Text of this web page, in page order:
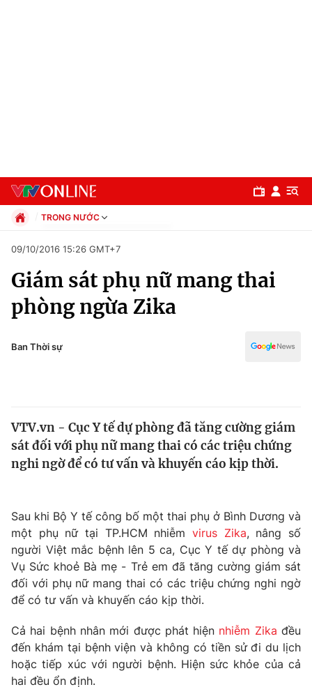
Chuyên mục
Chính trị
Y tế
Thế giới đó đây
Câu chuyện quốc tế
Kinh tế
Tài chính
Thị trường
Góc doanh nghiệp
Dữ liệu và đời sống
Truyền hình
Phim VTV
Hậu trường
Nhân vật
Giải trí
Điện ảnh
Đời sống
TRONG NƯỚC
Xã hội
Pháp luật
Thể thao
Văn hóa - Giải trí
Giáo dục
09/10/2016 15:26 GMT+7
Giám sát phụ nữ mang thai
phòng ngừa Zika
Ban Thời sự
VTV.vn - Cục Y tế dự phòng đã tăng cường giám
sát đối với phụ nữ mang thai có các triệu chứng
nghi ngờ để có tư vấn và khuyến cáo kịp thời.
Sau khi Bộ Y tế công bố một thai phụ ở Bình Dương và
một phụ nữ tại TP.HCM nhiễm virus Zika, nâng số
người Việt mắc bệnh lên 5 ca, Cục Y tế dự phòng và
Vụ Sức khoẻ Bà mẹ - Trẻ em đã tăng cường giám sát
đối với phụ nữ mang thai có các triệu chứng nghi ngờ
để có tư vấn và khuyến cáo kịp thời.
Cả hai bệnh nhân mới được phát hiện nhiễm Zika đều
đến khám tại bệnh viện và không có tiền sử đi du lịch
hoặc tiếp xúc với người bệnh. Hiện sức khỏe của cả
hai đều ổn định.